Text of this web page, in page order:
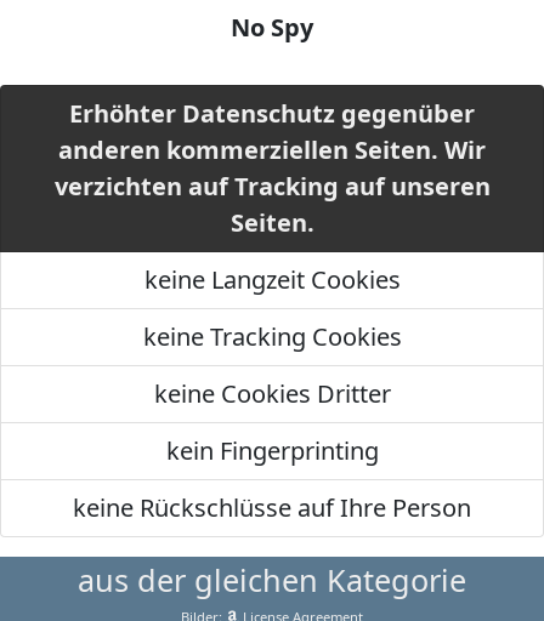
No Spy
Erhöhter Datenschutz gegenüber
anderen kommerziellen Seiten. Wir
verzichten auf Tracking auf unseren
Seiten.
keine Langzeit Cookies
keine Tracking Cookies
keine Cookies Dritter
kein Fingerprinting
keine Rückschlüsse auf Ihre Person
aus der gleichen Kategorie
Bilder: License Agreement